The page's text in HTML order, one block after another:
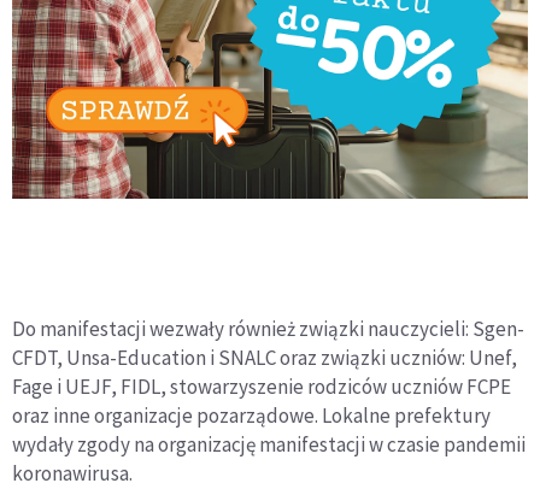
Do manifestacji wezwały również związki nauczycieli: Sgen-
CFDT, Unsa-Education i SNALC oraz związki uczniów: Unef,
Fage i UEJF, FIDL, stowarzyszenie rodziców uczniów FCPE
oraz inne organizacje pozarządowe. Lokalne prefektury
wydały zgody na organizację manifestacji w czasie pandemii
koronawirusa.